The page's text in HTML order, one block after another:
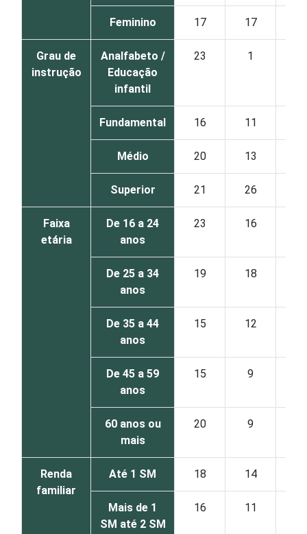
Feminino 17 17
Grau de
instrução
Analfabeto /
Educação
infantil
23 1
Fundamental 16 11
Médio 20 13
Superior 21 26
Faixa
etária
De 16 a 24
anos
23 16
De 25 a 34
anos
19 18
De 35 a 44
anos
15 12
De 45 a 59
anos
15 9
60 anos ou
mais
20 9
Renda
familiar
Até 1 SM 18 14
Mais de 1
SM até 2 SM
16 11